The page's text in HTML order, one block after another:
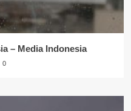
– Media Indonesia
0